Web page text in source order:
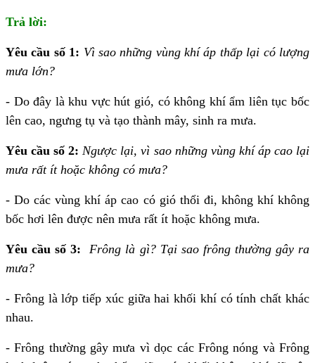
Trả lời:
Yêu cầu số 1: Vì sao những vùng khí áp thấp lại có lượng
mưa lớn?
- Do đây là khu vực hút gió, có không khí ẩm liên tục bốc
lên cao, ngưng tụ và tạo thành mây, sinh ra mưa.
Yêu cầu số 2:Ngược lại, vì sao những vùng khí áp cao lại
mưa rất ít hoặc không có mưa?
- Do các vùng khí áp cao có gió thổi đi, không khí không
bốc hơi lên được nên mưa rất ít hoặc không mưa.
Yêu cầu số 3:
Frông là gì? Tại sao frông thường gây ra
mưa?
- Frông là lớp tiếp xúc giữa hai khối khí có tính chất khác
nhau.
- Frông thường gây mưa vì dọc các Frông nóng và Frông